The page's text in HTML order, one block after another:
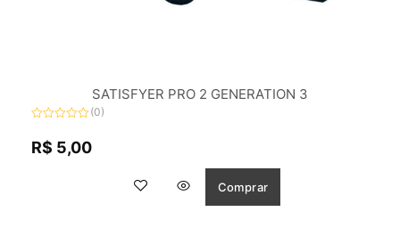
SATISFYER PRO 2 GENERATION 3
de
(0)
R$ 5,00
Comprar